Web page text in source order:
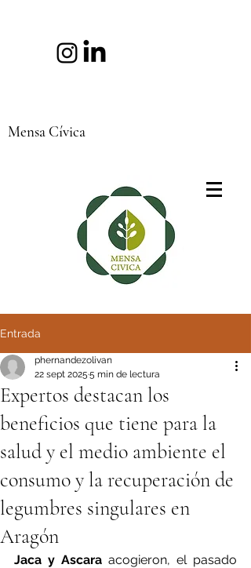
Mensa Cívica
Entrada
Expertos destacan los
beneficios que tiene para la
salud y el medio ambiente el
consumo y la recuperación de
legumbres singulares en
Aragón
phernandezolivan
22 sept 2025 5 min de lectura
Jaca y Ascara acogieron, el pasado